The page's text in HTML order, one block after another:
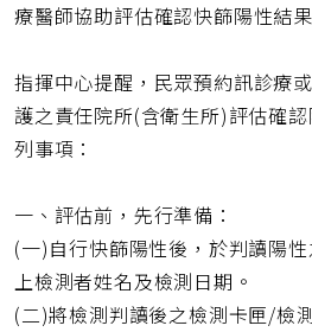
療醫師協助評估確認快篩陽性結果
指揮中心提醒，民眾預約訊診療
護之責任院所(含衛生所)評估確
列事項：
一、評估前，先行準備：
(一)自行快篩陽性後，於判讀陽
上檢測者姓名及檢測日期。
(二)將檢測判讀後之檢測卡匣/檢